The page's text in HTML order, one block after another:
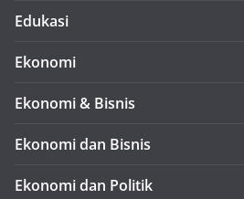
Edukasi
Ekonomi
Ekonomi & Bisnis
Ekonomi dan Bisnis
Ekonomi dan Politik